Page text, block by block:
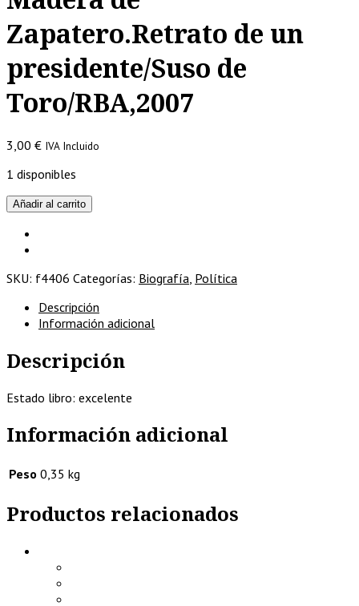
Zapatero.Retrato de un
presidente/Suso de
Toro/RBA,2007
3,00 € IVA Incluido
1 disponibles
Madera
de
Zapatero.Retrato
presidente/Suso
Toro/RBA,2007
cantidad
Añadir al carrito
SKU: f4406 Categorías: Biografía Política
Descripción
Información adicional
Descripción
Estado libro: excelente
Información adicional
Peso 0,35 kg
Productos relacionados